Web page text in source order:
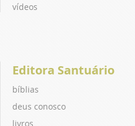
vídeos
Editora Santuário
bíblias
deus conosco
livros